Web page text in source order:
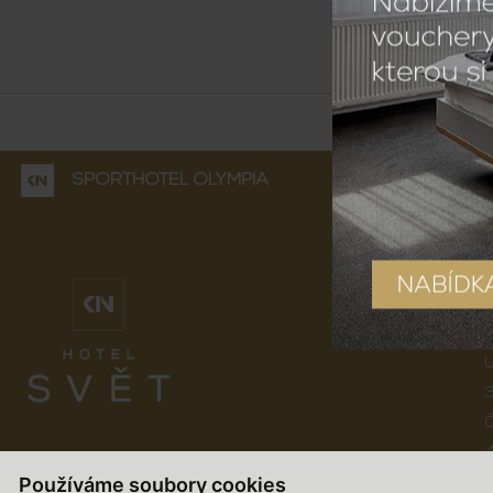
Používáme soubory cookies
SPORTHOTEL OLYMPIA